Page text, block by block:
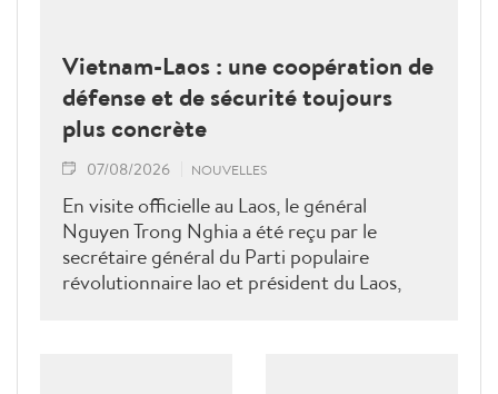
Vietnam-Laos : une coopération de
défense et de sécurité toujours
plus concrète
07/08/2026 NOUVELLES
En visite officielle au Laos, le général
Nguyen Trong Nghia a été reçu par le
secrétaire général du Parti populaire
révolutionnaire lao et président du Laos,